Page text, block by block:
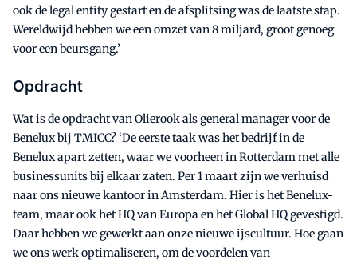
ook de legal entity gestart en de afsplitsing was de laatste stap.
Wereldwijd hebben we een omzet van 8 miljard, groot genoeg
voor een beursgang.’
Opdracht
Wat is de opdracht van Olierook als general manager voor de
Benelux bij TMICC? ‘De eerste taak was het bedrijf in de
Benelux apart zetten, waar we voorheen in Rotterdam met alle
businessunits bij elkaar zaten. Per 1 maart zijn we verhuisd
naar ons nieuwe kantoor in Amsterdam. Hier is het Benelux-
team, maar ook het HQ van Europa en het Global HQ gevestigd.
Daar hebben we gewerkt aan onze nieuwe ijscultuur. Hoe gaan
we ons werk optimaliseren, om de voordelen van